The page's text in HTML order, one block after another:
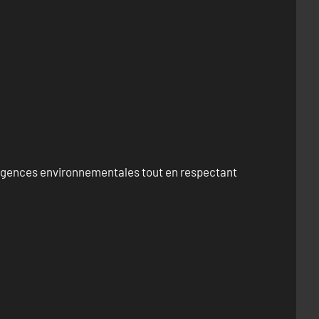
environnementales tout en respectant